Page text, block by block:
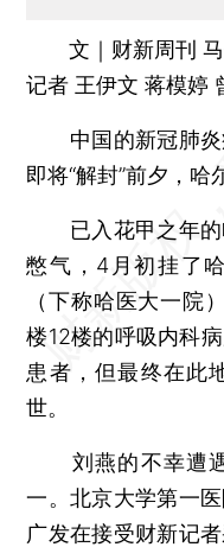
文｜财新周刊
记者 王伊文 蒋模婷
中国的新冠肺炎
即将“解封”前夕，哈
已入花甲之年的
憋气，4月初挂了
（下称哈医大一院
楼12楼的呼吸内科
患者，但最终在此
世。
刘燕的不幸遭遇
一。北京大学第一
广发在接受财新记